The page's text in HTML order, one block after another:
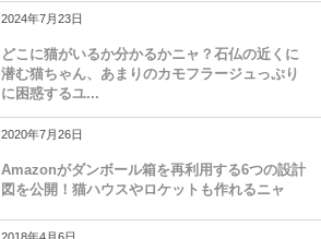
2024年7月23日
どこに猫がいるか分かるかニャ？石仏の近くに
潜む猫ちゃん、あまりのカモフラージュっぷり
に困惑するユ...
2020年7月26日
Amazonがダンボール箱を再利用する6つの設計
図を公開！猫ハウスやロケットも作れるニャ